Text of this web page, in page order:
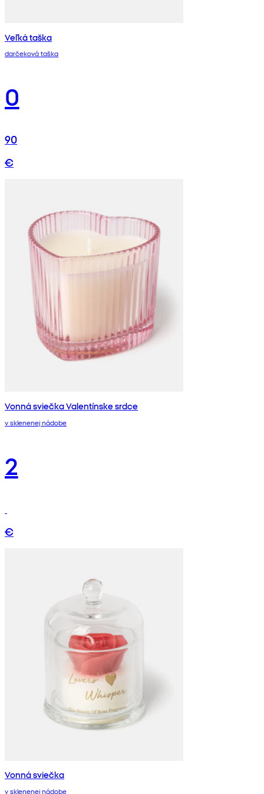
Veľká taška
darčeková taška
0
90
€
Vonná sviečka Valentínske srdce
v sklenenej nádobe
2
€
Vonná sviečka
v sklenenej nádobe